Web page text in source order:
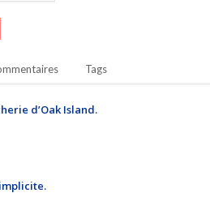
Tags
d’Oak Island.